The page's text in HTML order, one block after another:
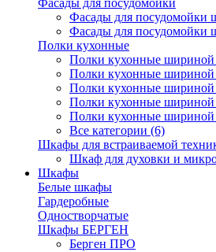
Фасады для посудомойки
Фасады для посудомойки
Фасады для посудомойки
Полки кухонные
Полки кухонные
Полки кухонные
Полки кухонные
Полки кухонные
Полки кухонные
Все категории (6)
Шкафы для встраиваемой
Шкаф для духовки и
Шкафы
Белые шкафы
Гардеробные
Одностворчатые
Шкафы БЕРГЕН
Берген ПРО